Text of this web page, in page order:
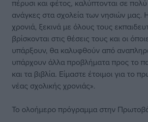
πέρυσι και φέτος, καλύπτονται σε
ανάγκες στα σχολεία των νησιών μας.
χρονιά, ξεκινά με όλους τους
βρίσκονται στις θέσεις τους και οι
υπάρξουν, θα καλυφθούν από
υπάρχουν άλλα προβλήματα προς το
και τα βιβλία. Είμαστε έτοιμοι για το
νέας σχολικής χρονιάς».
Το ολοήμερο πρόγραμμα στην